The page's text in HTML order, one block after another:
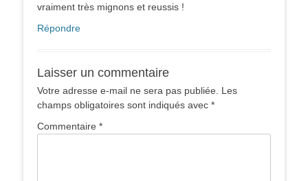
vraiment très mignons et reussis !
Répondre
Laisser un commentaire
Votre adresse e-mail ne sera pas publiée.
Les
champs obligatoires sont indiqués avec *
Commentaire *